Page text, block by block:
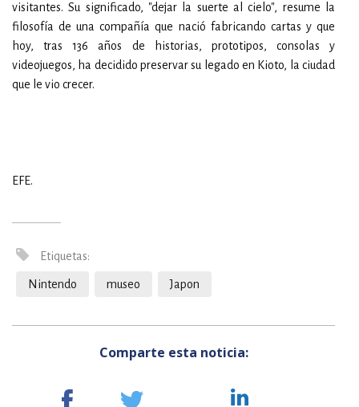
visitantes. Su significado, "dejar la suerte al cielo", resume la
filosofía de una compañía que nació fabricando cartas y que
hoy, tras 136 años de historias, prototipos, consolas y
videojuegos, ha decidido preservar su legado en Kioto, la ciudad
que le vio crecer.
EFE.
Etiquetas:
Nintendo museo Japon
Comparte esta noticia: